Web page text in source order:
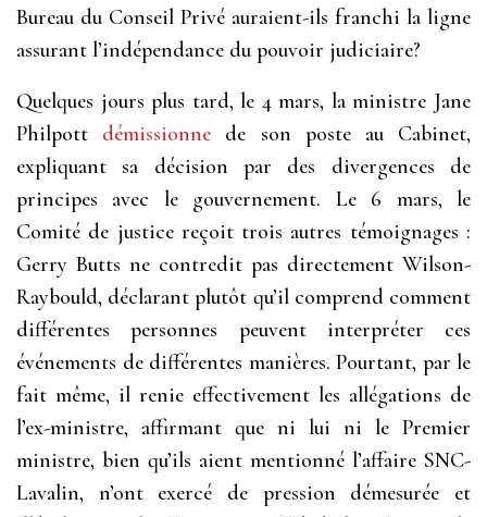
Bureau du Conseil Privé auraient-ils franchi la ligne
assurant l’indépendance du pouvoir judiciaire?
Quelques jours plus tard, le 4 mars, la ministre Jane
Philpott démissionne de son poste au Cabinet,
expliquant sa décision par des divergences de
principes avec le gouvernement. Le 6 mars, le
Comité de justice reçoit trois autres témoignages :
Gerry Butts ne contredit pas directement Wilson-
Raybould, déclarant plutôt qu’il comprend comment
différentes personnes peuvent interpréter ces
événements de différentes manières. Pourtant, par le
fait même, il renie effectivement les allégations de
l’ex-ministre, affirmant que ni lui ni le Premier
ministre, bien qu’ils aient mentionné l’affaire SNC-
Lavalin, n’ont exercé de pression démesurée et